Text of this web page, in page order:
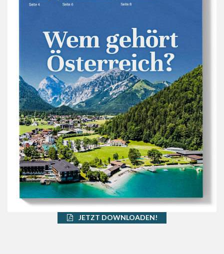
JETZT DOWNLOADEN!